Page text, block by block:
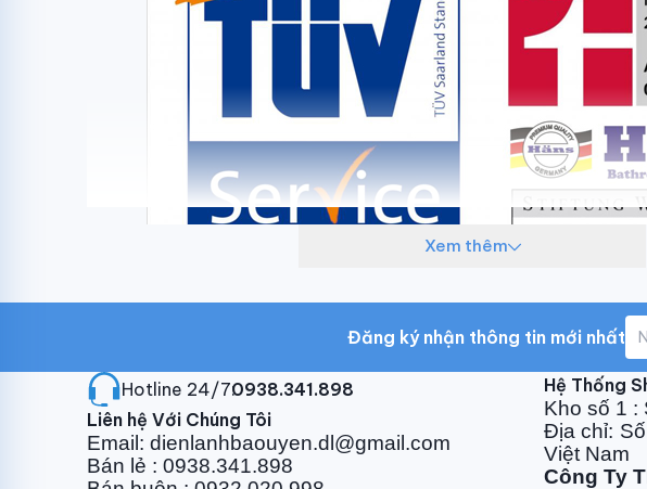
Cam kết sản phẩm chính hãng 100%
Xem thêm
Đăng ký nhận thông tin mới nhất
Hotline 24/7:0938.341.898
Liên hệ Với Chúng Tôi
Email: dienlanhbaouyen.dl@gmail.com
Bán lẻ : 0938.341.898
Hệ Thống
Kho số 1 :
Địa chỉ:
Việt Nam
Công Ty